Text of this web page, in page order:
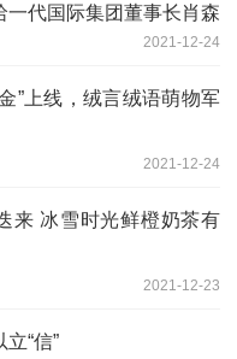
代国际集团董事长肖森
2021-12-24
”上线，绒言绒语萌物军
2021-12-24
来 冰雪时光鲜橙奶茶有
2021-12-23
“信”